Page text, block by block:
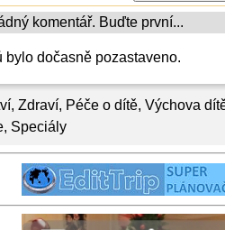
, Zdraví, Péče o dítě, Výchova
, Speciály
komentář. Buďte první...
dočasně pozastaveno.